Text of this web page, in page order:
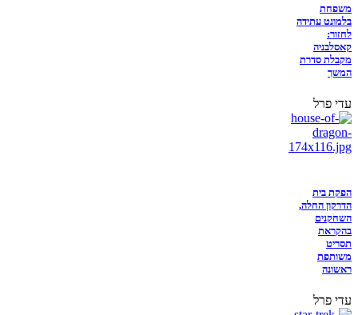
משפחת
בלמונט עתידה
לחזור:
קאסלבניה
מקבלת סדרת
המשך
עדי פרל
הפקת בית
הדרקון החלה,
השחקנים
בהקראת
תסריט
משותפת
ראשונה
עדי פרל